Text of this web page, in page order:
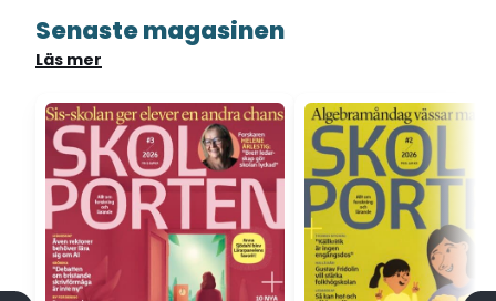
Senaste magasinen
Läs mer